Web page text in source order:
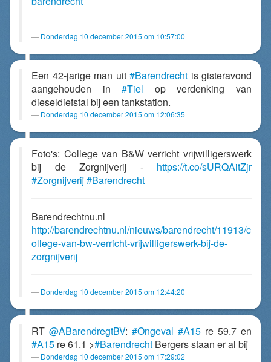
Donderdag 10 december 2015 om 10:57:00
Een 42-jarige man uit #Barendrecht is gisteravond
aangehouden in#Tiel op verdenking van
dieseldiefstal bij een tankstation.
Donderdag 10 december 2015 om 12:06:35
Foto's: College van B&W verricht vrijwilligerswerk
bij de Zorgnijverij - https://t.co/sURQAitZjr
#Zorgnijverij#Barendrecht
Barendrechtnu.nl
http://barendrechtnu.nl/nieuws/barendrecht/11913/c
ollege-van-bw-verricht-vrijwilligerswerk-bij-de-
zorgnijverij
Donderdag 10 december 2015 om 12:44:20
RT @ABarendregtBV: #Ongeval #A15 re 59.7 en
#A15 re 61.1 >#Barendrecht Bergers staan er al bij
Donderdag 10 december 2015 om 17:29:02